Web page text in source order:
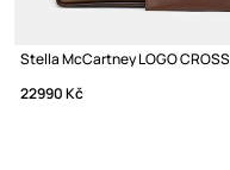
22990 Kč